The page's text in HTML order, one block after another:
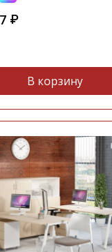
₽
В корзину